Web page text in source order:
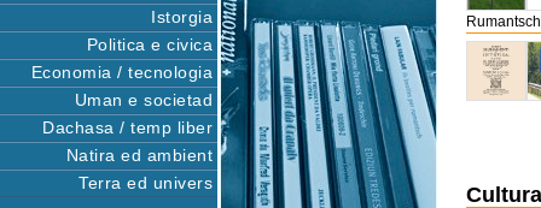
Istorgia
Politica e civica
Economia / tecnologia
Uman e societad
Dachasa / temp liber
Natira ed ambient
Terra ed univers